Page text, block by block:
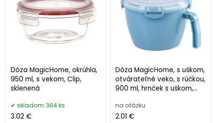
Dóza MagicHome, okrúhla,
950 ml, s vekom, Clip,
sklenená
skladom 364 ks
3.02 €
Dóza MagicHome, s uškom,
otvárateľné veko, s rúčkou,
900 ml, hrnček s uškom,
na otázku
2.01 €